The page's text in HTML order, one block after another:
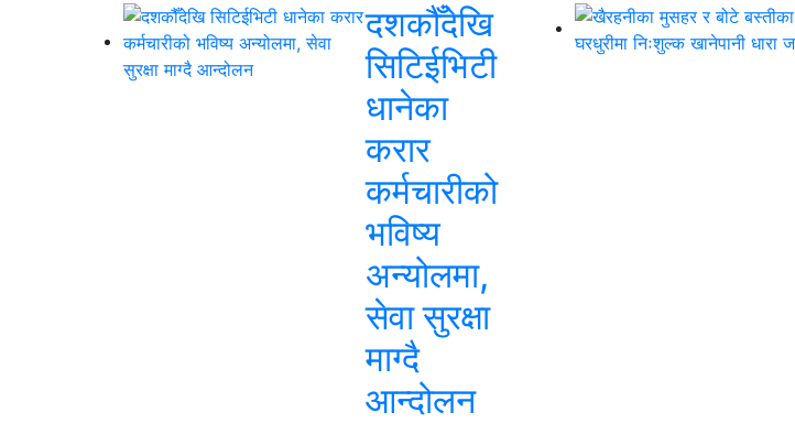
दशकौँदेखि
सिटिईभिटी
धानेका
करार
कर्मचारीको
भविष्य
अन्योलमा,
सेवा सुरक्षा
माग्दै
आन्दोलन